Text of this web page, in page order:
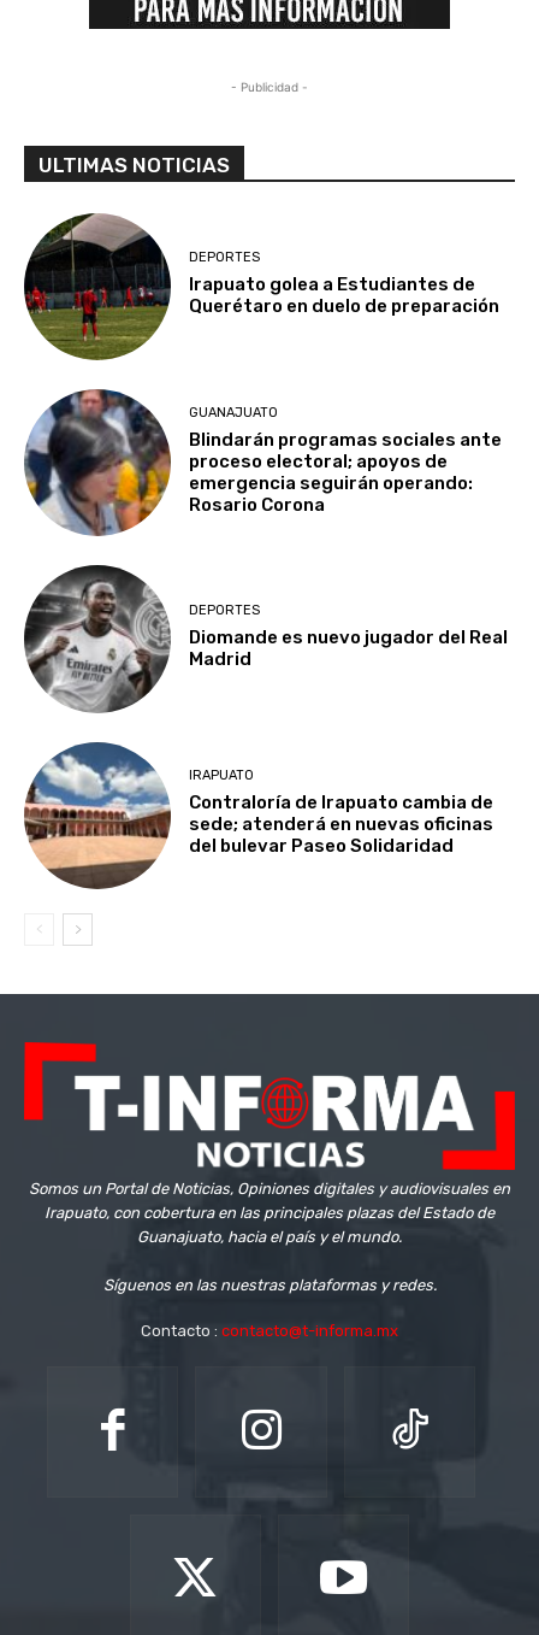
- Publicidad -
ULTIMAS NOTICIAS
DEPORTES
Irapuato golea a Estudiantes de
Querétaro en duelo de preparación
GUANAJUATO
Blindarán programas sociales ante
proceso electoral; apoyos de
emergencia seguirán operando:
Rosario Corona
DEPORTES
Diomande es nuevo jugador del Real
Madrid
IRAPUATO
Contraloría de Irapuato cambia de
sede; atenderá en nuevas oficinas
del bulevar Paseo Solidaridad
Somos un Portal de Noticias, Opiniones digitales y audiovisuales en
Irapuato, con cobertura en las principales plazas del Estado de
Guanajuato, hacia el país y el mundo.
Síguenos en las nuestras plataformas y redes.
Contacto : contacto@t-informa.mx